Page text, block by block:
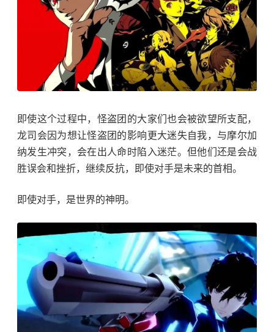
即使这个过程中，怪盗团的大家们也会被欲望所支配，
龙司会因为想让怪盗团的影响更大迷失自我，与摩尔加
纳发生冲突，会在出人命时陷入迷茫。但他们还是会战
胜误会和挫折，继续反抗，即使对手是未来的首相。
即使对手，是世界的神明。